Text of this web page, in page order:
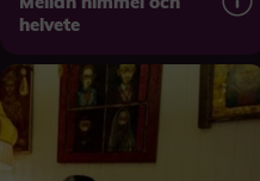
helvete